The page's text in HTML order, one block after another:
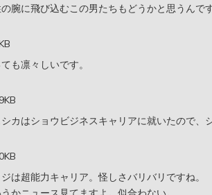
腕に飛び込むこの男たちもどうかと思うんです
も凛々しいです。
カはショウビジネスキャリアに就いたので、
は超能力キャリア。怪しさバリバリですね。